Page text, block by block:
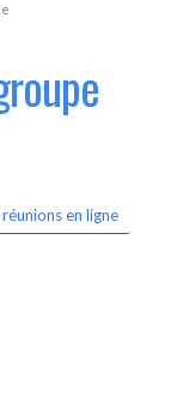
en ligne